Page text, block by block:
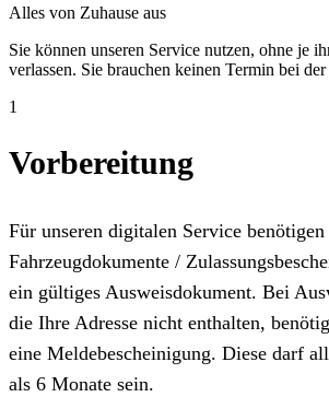
Alles von Zuhause aus
Sie können unseren Service nutzen, ohne je
verlassen. Sie brauchen keinen Termin bei
1
Vorbereitung
Für unseren digitalen Service
Fahrzeugdokumente /
ein gültiges Ausweisdokument. Bei
die Ihre Adresse nicht enthalten,
eine Meldebescheinigung. Diese darf
als 6 Monate sein.